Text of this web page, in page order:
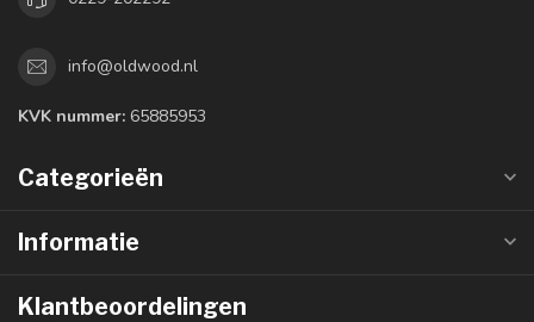
info@oldwood.nl
KVK nummer: 65885953
Categorieën
Informatie
Klantbeoordelingen